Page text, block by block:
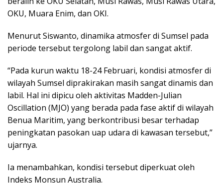
OKU, Muara Enim, dan OKI.
Menurut Siswanto, dinamika atmosfer di Sumsel pada
periode tersebut tergolong labil dan sangat aktif.
“Pada kurun waktu 18-24 Februari, kondisi atmosfer di
wilayah Sumsel diprakirakan masih sangat dinamis dan
labil. Hal ini dipicu oleh aktivitas Madden-Julian
Oscillation (MJO) yang berada pada fase aktif di wilayah
Benua Maritim, yang berkontribusi besar terhadap
peningkatan pasokan uap udara di kawasan tersebut,”
ujarnya.
Ia menambahkan, kondisi tersebut diperkuat oleh
Indeks Monsun Australia.